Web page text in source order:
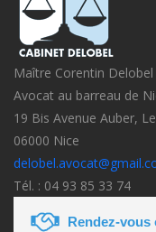
Maître Corentin Delobel
Avocat au barreau de
19 Bis Avenue Auber,
06000 Nice
Tél. : 04 93 85 33 74
Rendez-vous